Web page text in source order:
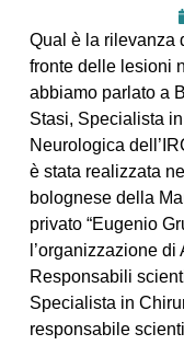
Qual è la rilevanza
fronte delle lesioni
abbiamo parlato a
Stasi, Specialista
Neurologica
è stata realizzata
bolognese della
privato “Eugenio
l’organizzazione
Responsabili
Specialista in
responsabile